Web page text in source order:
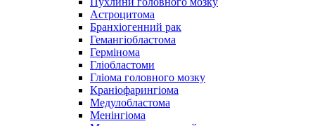
Астроцитома
Бранхіогенний рак
Гемангіобластома
Гермінома
Гліобластоми
Гліома головного мозку
Краніофарингіома
Медулобластома
Менінгіома